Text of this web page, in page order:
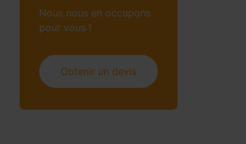
Nous nous en occupons
pour vous !
Obtenir un devis